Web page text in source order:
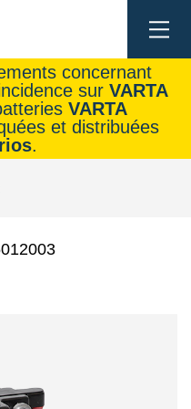
concernant
sur VARTA
VARTA
et distribuées
.